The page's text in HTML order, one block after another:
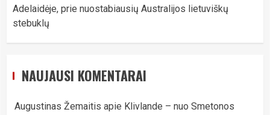
Adelaidėje, prie nuostabiausių Australijos lietuviškų
stebuklų
NAUJAUSI KOMENTARAI
Augustinas Žemaitis apie Klivlande – nuo Smetonos